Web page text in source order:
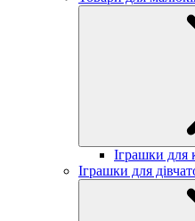
Іграшки для
Іграшки для